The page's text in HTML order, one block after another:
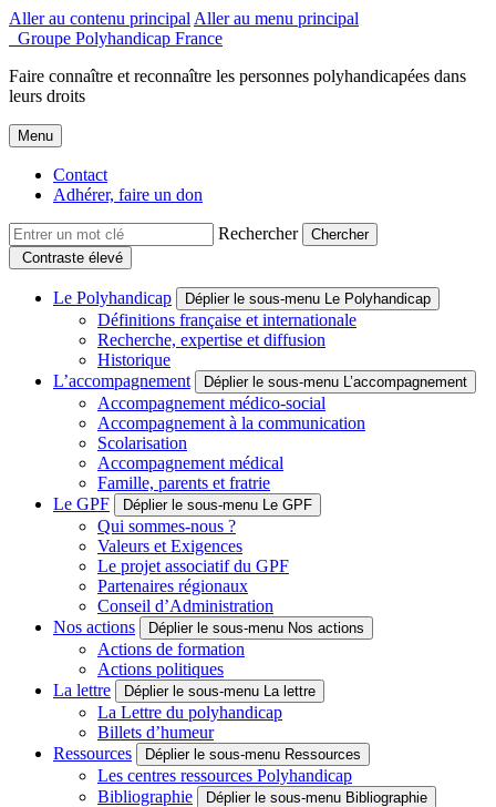
Aller au contenu principal Aller au menu principal
Groupe Polyhandicap France
Faire connaître et reconnaître les personnes polyhandicapées dans
leurs droits
Menu
Contact
Adhérer, faire un don
Rechercher
Contraste élevé
Le Polyhandicap Déplier le sous-menu Le Polyhandicap
Définitions française et internationale
Recherche, expertise et diffusion
Historique
L’accompagnement
Déplier le sous-menu L’accompagnement
Accompagnement médico-social
Accompagnement à la communication
Scolarisation
Accompagnement médical
Famille, parents et fratrie
Le GPF
Déplier le sous-menu Le GPF
Qui sommes-nous ?
Valeurs et Exigences
Le projet associatif du GPF
Partenaires régionaux
Conseil d’Administration
Nos actions
Déplier le sous-menu Nos actions
Actions de formation
Actions politiques
La lettre
Déplier le sous-menu La lettre
La Lettre du polyhandicap
Billets d’humeur
Ressources
Déplier le sous-menu Ressources
Les centres ressources Polyhandicap
Bibliographie
Déplier le sous-menu Bibliographie